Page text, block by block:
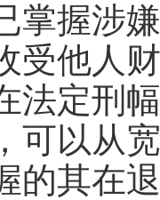
掌握涉
受他人
法定刑
可以从
的其在